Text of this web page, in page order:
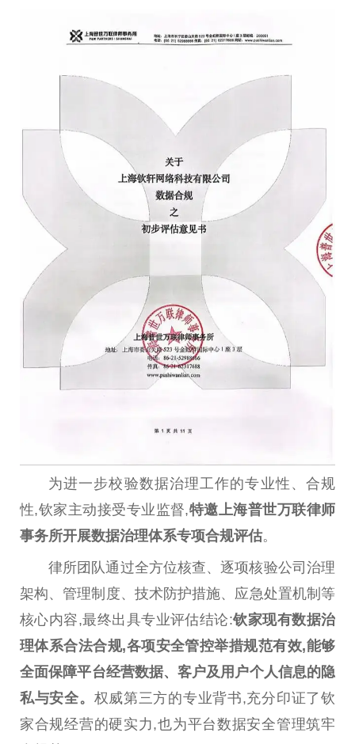
为进一步校验数据治理工作的专业性 、合规
性,钦家主动接受专业监督,特邀上海普世万联律师
事务所开展数据治理体系专项合规评估。
律所团队通过全方位核查、逐项核验公司治理
架构、管理制度、技术防护措施、应急处置机制等
核心内容,最终出具专业评估结论:钦家现有数据治
理体系合法合规,各项安全管控举措规范有效,能够
全面保障平台经营数据、客户及用户个人信息的隐
私与安全。 权威第三方的专业背书,充分印证了钦
家合规经营的硬实力,也为平台数据安全管理筑牢